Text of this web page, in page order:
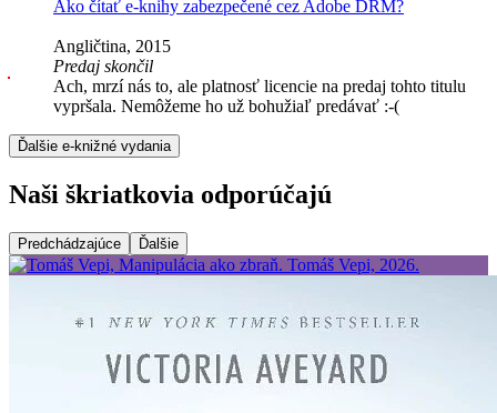
Ako čítať e-knihy zabezpečené cez Adobe DRM?
Angličtina, 2015
Predaj skončil
Ach, mrzí nás to, ale platnosť licencie na predaj tohto titulu
vypršala. Nemôžeme ho už bohužiaľ predávať :-(
Ďalšie e-knižné vydania
Naši škriatkovia odporúčajú
Predchádzajúce Ďalšie